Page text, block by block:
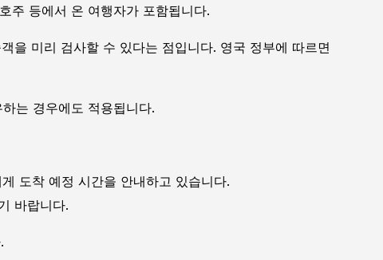
주 등에서 온 여행자가 포함됩니다.
을 미리 검사할 수 있다는 점입니다. 영국 정부에 따르면
는 경우에도 적용됩니다.
도착 예정 시간을 안내하고 있습니다.
바랍니다.